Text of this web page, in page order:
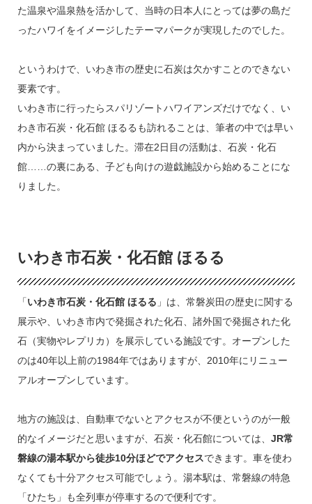
た温泉や温泉熱を活かして、当時の日本人にとっては夢の島だ
ったハワイをイメージしたテーマパークが実現したのでした。
というわけで、いわき市の歴史に石炭は欠かすことのできない
要素です。
いわき市に行ったらスパリゾートハワイアンズだけでなく、い
わき市石炭・化石館 ほるるも訪れることは、筆者の中では早い
内から決まっていました。滞在2日目の活動は、石炭・化石
館……の裏にある、子ども向けの遊戯施設から始めることにな
りました。
いわき市石炭・化石館 ほるる
「いわき市石炭・化石館 ほるる 」は、常磐炭田の歴史に関する
展示や、いわき市内で発掘された化石、諸外国で発掘された化
石（実物やレプリカ）を展示している施設です。オープンした
のは40年以上前の1984年ではありますが、2010年にリニュー
アルオープンしています。
地方の施設は、自動車でないとアクセスが不便というのが一般
的なイメージだと思いますが、石炭・化石館については、 JR常
磐線の湯本駅から徒歩10分ほどでアクセスできます。車を使わ
なくても十分アクセス可能でしょう。湯本駅は、常磐線の特急
「ひたち」も全列車が停車するので便利です。